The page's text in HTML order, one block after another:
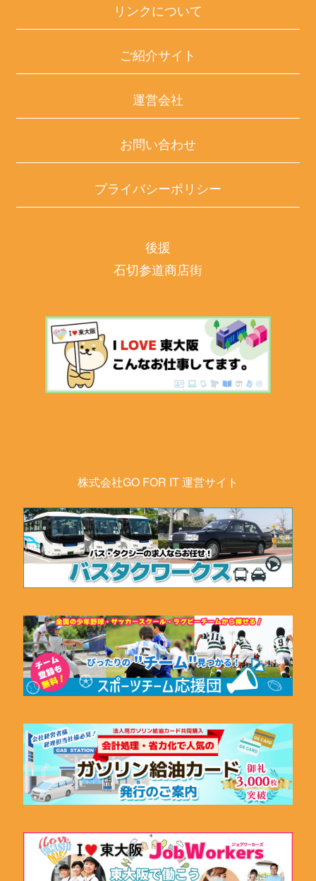
リンクについて
ご紹介サイト
運営会社
お問い合わせ
プライバシーポリシー
後援
石切参道商店街
株式会社GO FOR IT 運営サイト